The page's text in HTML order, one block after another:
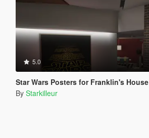
5.0
Star Wars Posters for Franklin's House
By Starkilleur